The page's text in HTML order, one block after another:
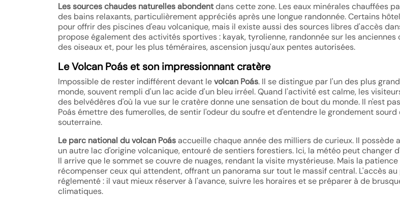
Les sources chaudes naturelles abondentdans cette zone. Les eaux minérales chauffées
des bains relaxants, particulièrement appréciés après une longue randonnée. Certains
pour offrir des piscines d'eau volcanique, mais il existe aussi des sources libres d'accès
propose également des activités sportives : kayak, tyrolienne, randonnée sur les anciennes
des oiseaux et, pour les plus téméraires, ascension jusqu'aux pentes autorisées.
Le Volcan Poás et son impressionnant cratère
Impossible de rester indifférent devant levolcan Poás. Il se distingue par l'un des plus
monde, souvent rempli d'un lac acide d'un bleu irréel. Quand l'activité est calme, les
des belvédères d'où la vue sur le cratère donne une sensation de bout du monde. Il n'est
Poás émettre des fumerolles, de sentir l'odeur du soufre et d'entendre le grondement
souterraine.
Le parc national du volcan Poásaccueille chaque année des milliers de curieux. Il possède
un autre lac d'origine volcanique, entouré de sentiers forestiers. Ici, la météo peut changer
Il arrive que le sommet se couvre de nuages, rendant la visite mystérieuse. Mais la
récompenser ceux qui attendent, offrant un panorama sur tout le massif central. L'accès
réglementé : il vaut mieux réserver à l'avance, suivre les horaires et se préparer à de
climatiques.